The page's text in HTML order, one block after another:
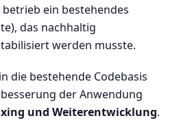
ein bestehendes
das nachhaltig
werden musste.
die bestehende Codebasis
der Anwendung
und Weiterentwicklung.